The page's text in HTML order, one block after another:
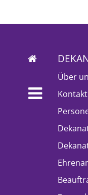
Über